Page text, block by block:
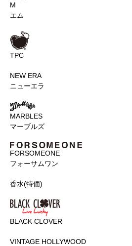
M
エム
TPC
NEW ERA
ニューエラ
MARBLES
マーブルズ
FORSOMEONE
フォーサムワン
香水(特価)
BLACK CLOVER
VINTAGE HOLLYWOOD